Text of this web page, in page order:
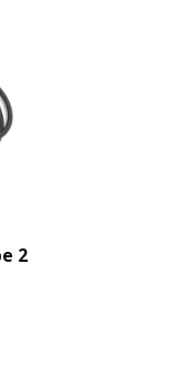
2